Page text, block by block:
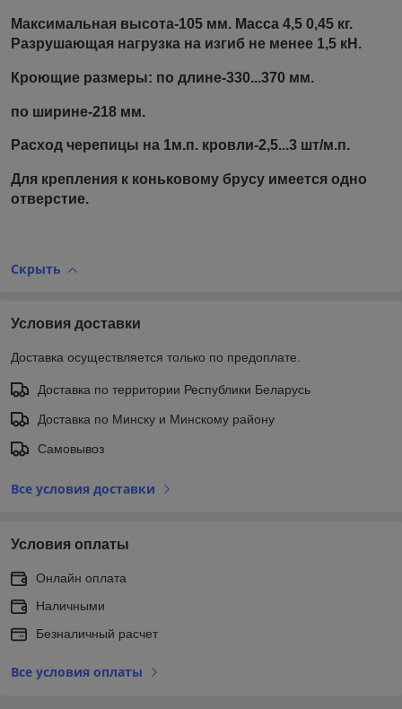
Максимальная высота-105 мм. Масса 4,5 0,45 кг.
Разрушающая нагрузка на изгиб не менее 1,5 кН.
Кроющие размеры: по длине-330...370 мм.
по ширине-218 мм.
Расход черепицы на 1м.п. кровли-2,5...3 шт/м.п.
Для крепления к коньковому брусу имеется одно
отверстие.
Скрыть
Условия доставки
Доставка осуществляется только по предоплате.
Доставка по территории Республики Беларусь
Доставка по Минску и Минскому району
Самовывоз
Все условия доставки
Условия оплаты
Онлайн оплата
Наличными
Безналичный расчет
Все условия оплаты